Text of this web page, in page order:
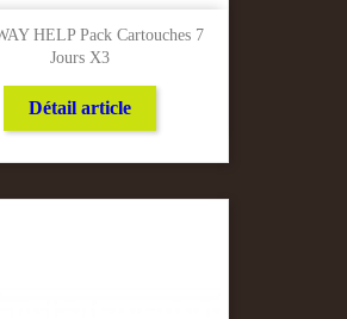
HELP Pack Cartouches 7
Jours X3
Détail article